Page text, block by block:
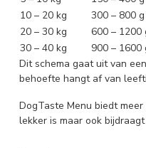
10 – 20 kg
300 – 800 g
20 – 30 kg
600 – 1200
30 – 40 kg
900 – 1600
Dit schema gaat uit van
behoefte hangt af van
DogTaste Menu biedt
lekker is maar ook